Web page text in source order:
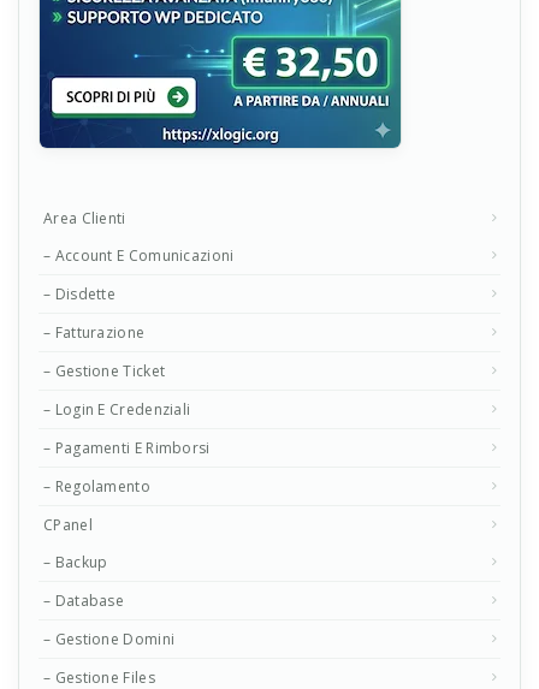
Area Clienti
– Account E Comunicazioni
– Disdette
– Fatturazione
– Gestione Ticket
– Login E Credenziali
– Pagamenti E Rimborsi
– Regolamento
CPanel
– Backup
– Database
– Gestione Domini
– Gestione Files